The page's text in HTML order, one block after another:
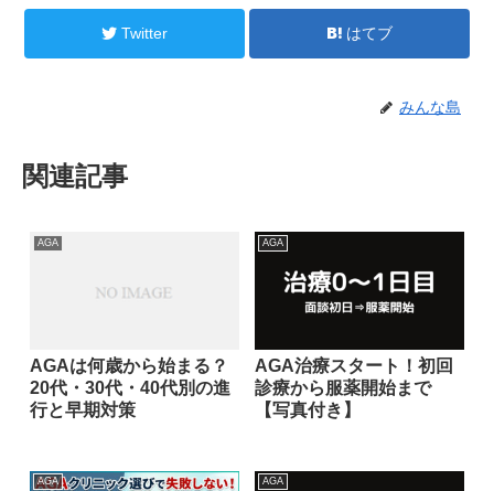
Twitter はてブ
みんな島
関連記事
AGA
AGAは何歳から始まる？
20代・30代・40代別の進
行と早期対策
AGA
AGA治療スタート！初回
診療から服薬開始まで
【写真付き】
AGA AGA